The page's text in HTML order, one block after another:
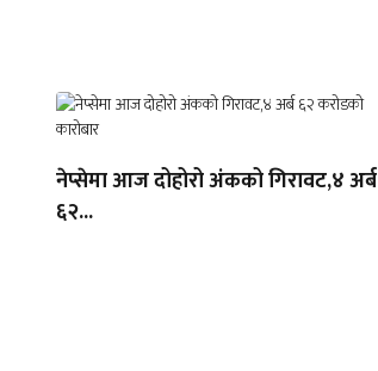
नेप्सेमा आज दोहोरो अंकको गिरावट,४ अर्ब
६२...